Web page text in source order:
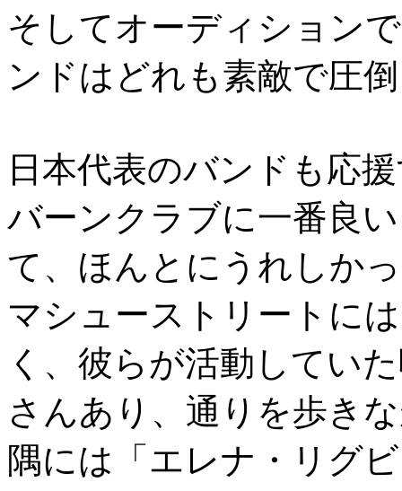
そしてオーディション
ンドはどれも素敵で圧
日本代表のバンドも応
バーンクラブに一番良
て、ほんとにうれしか
マシューストリートに
く、彼らが活動してい
さんあり、通りを歩き
隅には「エレナ・リグ